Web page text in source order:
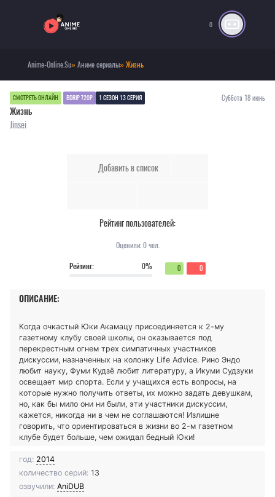
0
Anime-Online.Su»Аниме сериалы» Жизнь
СМОТРЕТЬ ОНЛАЙН BDRIP 720P 1 СЕЗОН 13 СЕРИЯ Суббота 18 июнь
Жизнь
Jinsei
Добавить в список
Рейтинг пользователей:
Оценили:0чел.
Рейтинг:
0% 0 0
ОПИСАНИЕ:
Когда очкастый Юки Акамацу присоединяется к 2-му
газетному клубу своей школы, он оказывается под
перекрестным огнем трех симпатичных участников
дискуссии, назначенных на колонку Life Advice. Рино Эндо
любит науку, Фуми Кудзё любит литературу, а Икуми Судзуки
освещает мир спорта. Если у учащихся есть вопросы, на
которые нужно получить ответы, их можно задать девушкам,
но, как бы мило они ни были, эти участники дискуссии,
кажется, никогда ни в чем не соглашаются! Излишне
говорить, что ориентироваться в жизни во 2-м газетном
клубе будет больше, чем ожидал бедный Юки!
год: 2014
количество серий: 13
озвучили: AniDUB